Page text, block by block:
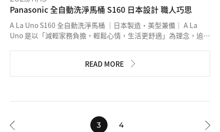
Panasonic 全自動洗淨馬桶 S160 日本設計 職人巧思
A La Uno S160 全自動洗淨馬桶 ｜日本製造・美型兼備｜ A La
Uno 是以「減輕家務負擔，輕鬆心情，生活更舒適」為理念，追求
疫抗菌更升級！ #Alauno #S160 #CH1601WSTW #CH1602WSTW
READ MORE
3 4